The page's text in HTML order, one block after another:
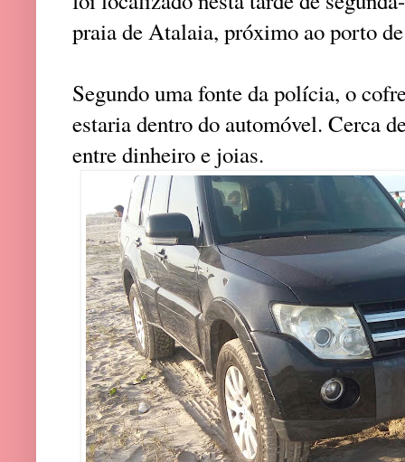
praia de Atalaia, próximo ao porto
Segundo uma fonte da polícia, o
estaria dentro do automóvel. Cerca
entre dinheiro e joias.